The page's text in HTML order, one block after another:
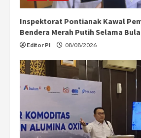
Inspektorat Pontianak Kawal
Bendera Merah Putih Selama
Editor PI 08/08/2026